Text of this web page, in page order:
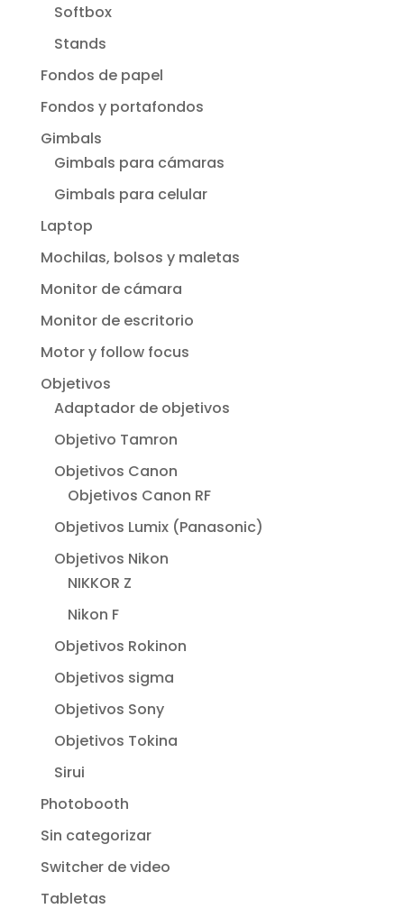
Softbox
Stands
Fondos de papel
Fondos y portafondos
Gimbals
Gimbals para cámaras
Gimbals para celular
Laptop
Mochilas, bolsos y maletas
Monitor de cámara
Monitor de escritorio
Motor y follow focus
Objetivos
Adaptador de objetivos
Objetivo Tamron
Objetivos Canon
Objetivos Canon RF
Objetivos Lumix (Panasonic)
Objetivos Nikon
NIKKOR Z
Nikon F
Objetivos Rokinon
Objetivos sigma
Objetivos Sony
Objetivos Tokina
Sirui
Photobooth
Sin categorizar
Switcher de video
Tabletas